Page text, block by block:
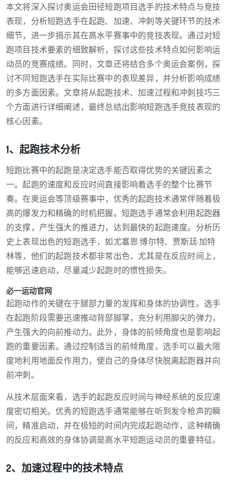
本文将深入探讨奥运会田径短跑项目选手的技术特点与竞技
表现，分析短跑选手在起跑、加速、冲刺等关键环节的技术
细节，进一步揭示其在高水平赛事中的竞技表现。通过对短
跑项目技术要素的细致解析，探讨这些技术特点如何影响运
动员的竞赛成绩。同时，文章还将结合多个奥运会案例，探
讨不同短跑选手在实际比赛中的表现差异，并分析影响成绩
的多方面因素。文章将从起跑技术、加速过程和冲刺技巧三
个方面进行详细阐述，最终总结出影响短跑选手竞技表现的
核心因素。
1、起跑技术分析
短跑比赛中的起跑是决定选手能否取得优势的关键因素之
一。起跑的速度和反应时间直接影响着选手的整个比赛节
奏。在奥运会等顶级赛事中，优秀的起跑技术通常伴随着极
高的爆发力和精确的时机把握。短跑选手通常会利用起跑器
的支撑，产生强大的推进力，达到最快的起跑速度。分析历
史上表现出色的短跑选手，如尤塞恩·博尔特、贾斯廷·加特
林等，他们的起跑技术都非常出色，尤其是在反应时间上，
能够迅速启动，尽量减少起跑时的惯性损失。
必一运动官网
起跑动作的关键在于腿部力量的发挥和身体的协调性。选手
在起跑阶段需要迅速推动背部脚掌，充分利用脚尖的弹力，
产生强大的向前推动力。此外，身体的前倾角度也是影响起
跑的重要因素。通过控制适当的前倾角度，选手可以最大限
度地利用地面反作用力，使自己的身体尽快脱离起跑器并向
前冲刺。
从技术层面来看，选手的起跑反应时间与神经系统的反应速
度密切相关。优秀的短跑选手通常能够在听到发令枪声的瞬
间，精准启动，并在极短的时间内完成起跑动作，这种精确
的反应和高效的身体协调是高水平短跑运动员的重要特征。
2、加速过程中的技术特点